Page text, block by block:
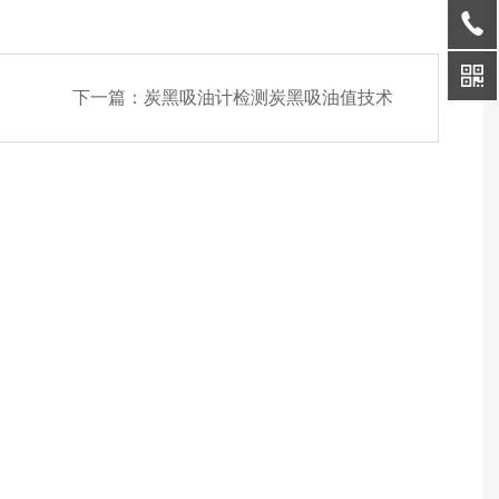
下一篇： 炭黑吸油计检测炭黑吸油值技术